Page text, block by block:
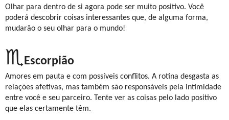
Olhar para dentro de si agora pode ser muito positivo. Você
poderá descobrir coisas interessantes que, de alguma forma,
mudarão o seu olhar para o mundo!
♏Escorpião
Amores em pauta e com possíveis conflitos. A rotina desgasta as
relações afetivas, mas também são responsáveis pela intimidade
entre você e seu parceiro. Tente ver as coisas pelo lado positivo
que elas certamente têm.